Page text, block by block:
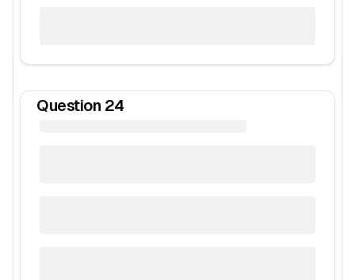
Question 24